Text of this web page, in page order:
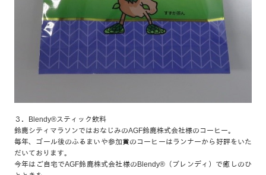
３．Blendy®スティック飲料
鈴鹿シティマラソンではおなじみのAGF鈴鹿株式会社様のコーヒー。
毎年、ゴール後のふるまいや参加賞のコーヒーはランナーから好評をいた
だいております。
今年はご自宅でAGF鈴鹿株式会社様のBlendy®（ブレンディ）で癒しのひ